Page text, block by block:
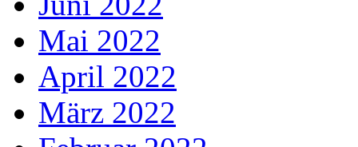
Mai 2022
April 2022
März 2022